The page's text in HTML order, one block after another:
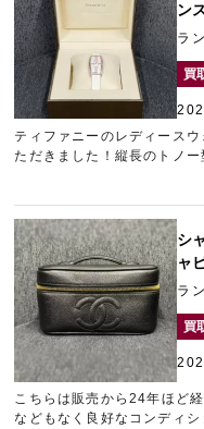
ン
ラ
買
ティファニーのレディース
ただきました！縦長のトノ
ですが、現在は廃盤となっ
た。ティファニーはジュエ
敵なデザインのアイテムが
でしたら、買取強化中のギ
とめてお送りいただくと、
能です。この機会にご自宅
ださいませ！
シ
ャ
ラ
買
こちらは販売から24年ほど
などもなく良好なコンディ